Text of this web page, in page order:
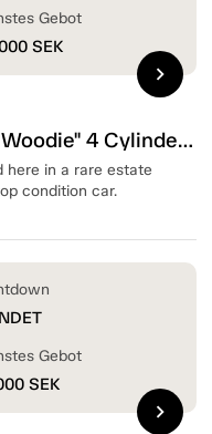
Austin Seven Countryman "Woodie" 4 Cylinder — 1968
here in a rare estate
condition car.
Gebot
SEK
chevron_right
Gebot
SEK
chevron_right